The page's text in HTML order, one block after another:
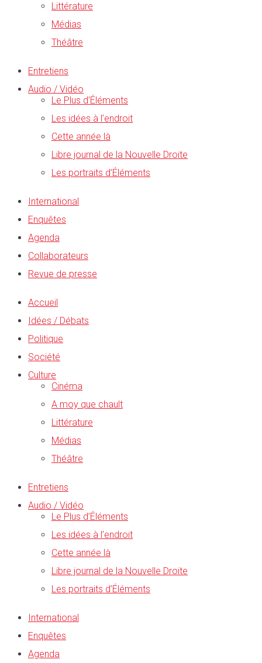
Littérature
Médias
Théâtre
Entretiens
Audio / Vidéo
Le Plus d’Éléments
Les idées à l’endroit
Cette année là
Libre journal de la Nouvelle Droite
Les portraits d’Éléments
International
Enquêtes
Agenda
Collaborateurs
Revue de presse
Accueil
Idées / Débats
Politique
Société
Culture
Cinéma
A moy que chault
Littérature
Médias
Théâtre
Entretiens
Audio / Vidéo
Le Plus d’Éléments
Les idées à l’endroit
Cette année là
Libre journal de la Nouvelle Droite
Les portraits d’Éléments
International
Enquêtes
Agenda